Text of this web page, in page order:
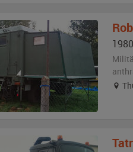
1980